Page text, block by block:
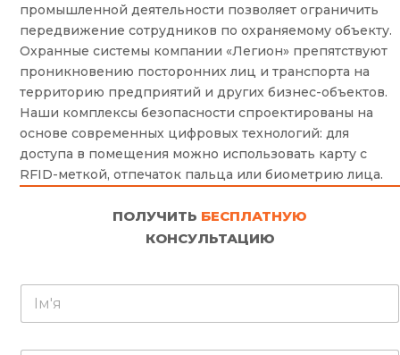
промышленной деятельности позволяет ограничить
передвижение сотрудников по охраняемому объекту.
Охранные системы компании «Легион» препятствуют
проникновению посторонних лиц и транспорта на
территорию предприятий и других бизнес-объектов.
Наши комплексы безопасности спроектированы на
основе современных цифровых технологий: для
доступа в помещения можно использовать карту с
RFID-меткой, отпечаток пальца или биометрию лица.
ПОЛУЧИТЬ БЕСПЛАТНУЮ
КОНСУЛЬТАЦИЮ